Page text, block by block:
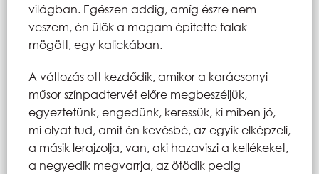
világban. Egészen addig, amíg észre nem
veszem, én ülök a magam építette falak
mögött, egy kalickában.
A változás ott kezdődik, amikor a karácsonyi
műsor színpadtervét előre megbeszéljük,
egyeztetünk, engedünk, keressük, ki miben jó,
mi olyat tud, amit én kevésbé, az egyik elképzeli,
a másik lerajzolja, van, aki hazaviszi a kellékeket,
a negyedik megvarrja, az ötödik pedig